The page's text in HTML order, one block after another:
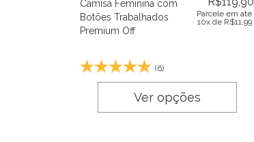
Camisa Feminina com
Botões Trabalhados
Premium Off
Parcele em até
10x de R$11,99
(6)
Ver opções